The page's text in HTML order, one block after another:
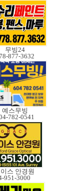
무빙24
877-3632
예스무빙
782-0541
스 안경원
951-3000